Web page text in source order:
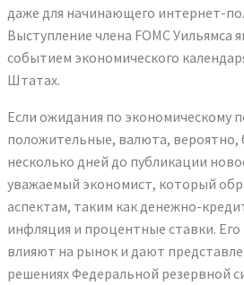
даже для начинающего интернет-
Выступление члена FOMC Уильямса
событием экономического
Штатах.
Если ожидания по экономическому
положительные, валюта, вероятно,
несколько дней до публикации
уважаемый экономист, который
аспектам, таким как денежно-
инфляция и процентные ставки. Его
влияют на рынок и дают
решениях Федеральной резервной